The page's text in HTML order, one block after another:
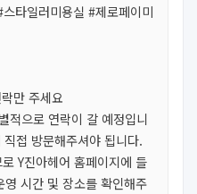
타일러미용실 #제로페이미
만 주세요
적으로 연락이 갈 예정입니
접 방문해주셔야 됩니다.
Y진아헤어 홈페이지에 들
시간 및 장소를 확인해주